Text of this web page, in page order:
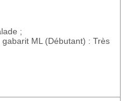
;
ML (Débutant) : Très